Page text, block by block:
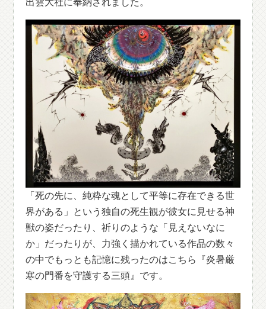
「死の先に、純粋な魂として平等に存在できる世
界がある」という独自の死生観が彼女に見せる神
獣の姿だったり、祈りのような「見えないなに
か」だったりが、力強く描かれている作品の数々
の中でもっとも記憶に残ったのはこちら『炎暑厳
寒の門番を守護する三頭』です。